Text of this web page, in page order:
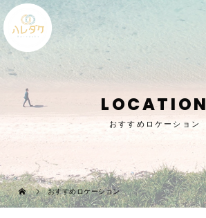
LOCATION
おすすめロケーション
おすすめロケーション